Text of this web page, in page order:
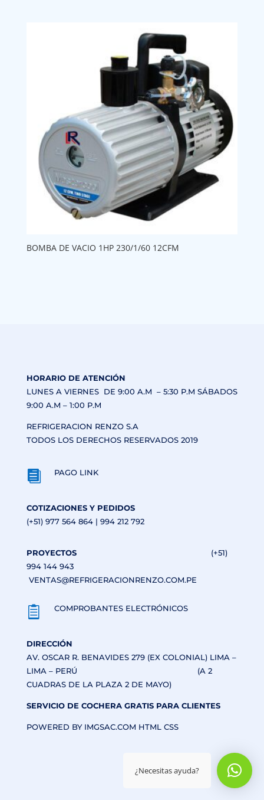
BOMBA DE VACIO 1HP 230/1/60 12CFM
HORARIO DE ATENCIÓN
LUNES A VIERNES DE 9:00 A.M – 5:30 P.M SÁBADOS
9:00 A.M – 1:00 P.M
REFRIGERACION RENZO S.A
TODOS LOS DERECHOS RESERVADOS 2019
 PAGO LINK
COTIZACIONES Y PEDIDOS
(+51) 977 564 864 | 994 212 792
PROYECTOS (+51)
994 144 943
VENTAS@REFRIGERACIONRENZO.COM.PE
 COMPROBANTES ELECTRÓNICOS
DIRECCIÓN
AV. OSCAR R. BENAVIDES 279 (EX COLONIAL) LIMA –
LIMA – PERÚ (A 2
CUADRAS DE LA PLAZA 2 DE MAYO)
SERVICIO DE COCHERA GRATIS PARA CLIENTES
POWERED BY IMGSAC.COM HTML CSS
¿Necesitas ayuda?